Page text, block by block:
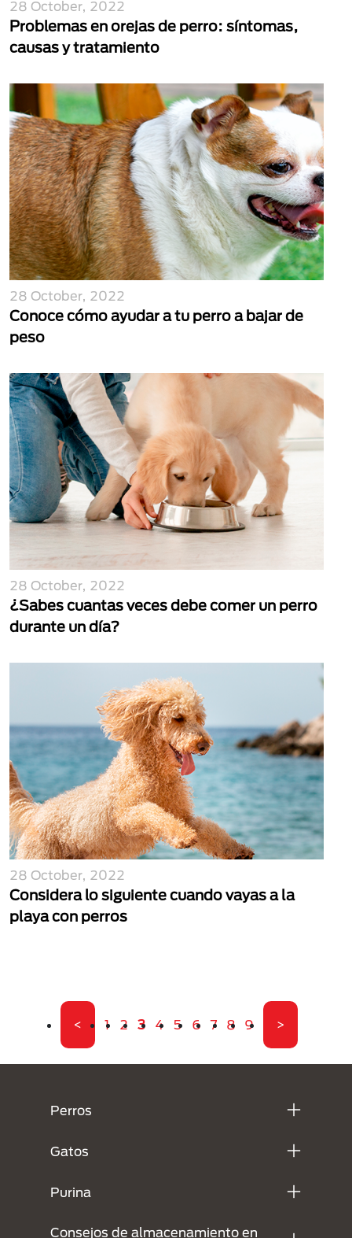
28 October, 2022
Problemas en orejas de perro: síntomas,
causas y tratamiento
28 October, 2022
Conoce cómo ayudar a tu perro a bajar de
peso
28 October, 2022
¿Sabes cuantas veces debe comer un perro
durante un día?
28 October, 2022
Considera lo siguiente cuando vayas a la
playa con perros
Primera página
< Página
1 Página
2 Página actual
3 Página
4 Página
5 Página
6 Página
7 Página
8 Página
9 Última
>
Perros
Gatos
Purina
Consejos de almacenamiento en